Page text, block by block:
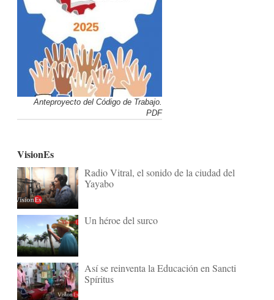
Anteproyecto del Código de Trabajo.
PDF
VisionEs
Radio Vitral, el sonido de la ciudad del
Yayabo
Un héroe del surco
Así se reinventa la Educación en Sancti
Spíritus